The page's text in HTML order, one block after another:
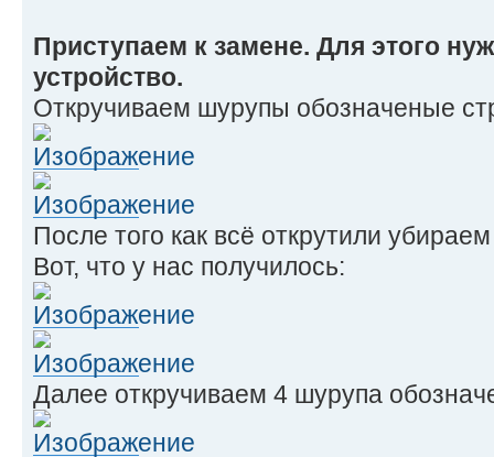
Приступаем к замене. Для этого
устройство.
Откручиваем шурупы обозначеные
После того как всё открутили
Вот, что у нас получилось:
Далее откручиваем 4 шурупа